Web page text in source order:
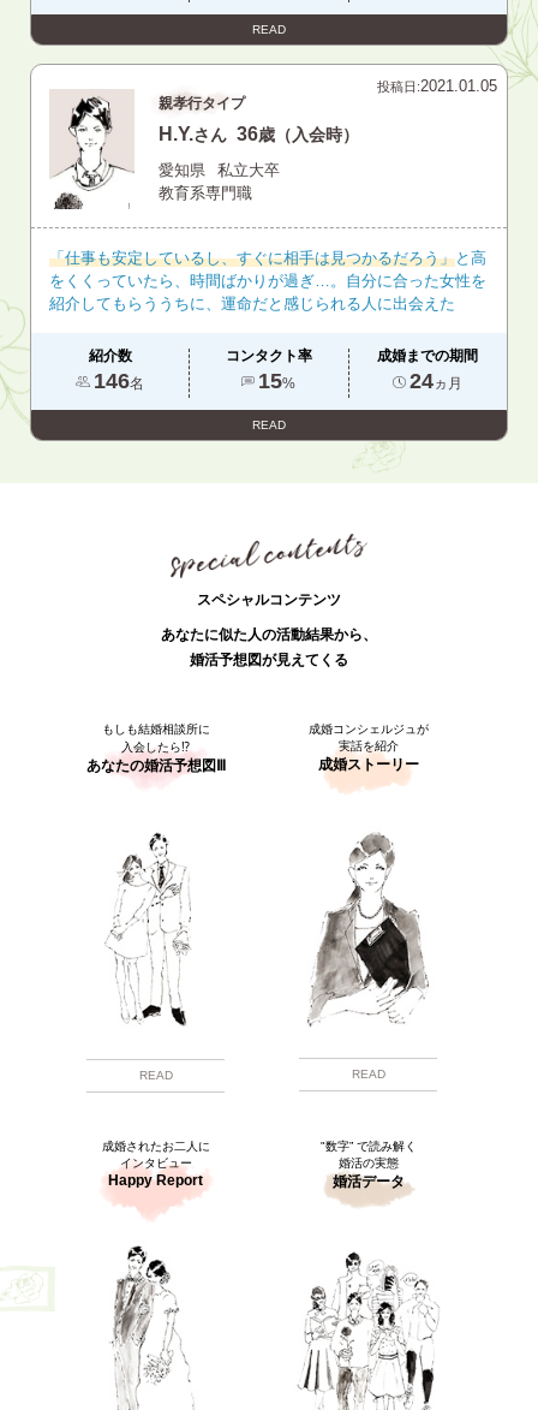
READ
投稿日:2021.01.05
親孝行タイプ
H.Y.さん 36歳（入会時）
愛知県
私立大卒
教育系専門職
「仕事も安定しているし、すぐに相手は見つかるだろう」と高
をくくっていたら、時間ばかりが過ぎ…。自分に合った女性を
紹介してもらううちに、運命だと感じられる人に出会えた
紹介数
146名
コンタクト率
15%
成婚までの期間
24ヵ月
READ
スペシャルコンテンツ
あなたに似た人の活動結果から、
婚活予想図が見えてくる
もしも結婚相談所に
入会したら⁉
あなたの婚活予想図Ⅲ
READ
成婚コンシェルジュが
実話を紹介
成婚ストーリー
READ
成婚されたお二人に
インタビュー
Happy Report
"数字” で読み解く
婚活の実態
婚活データ